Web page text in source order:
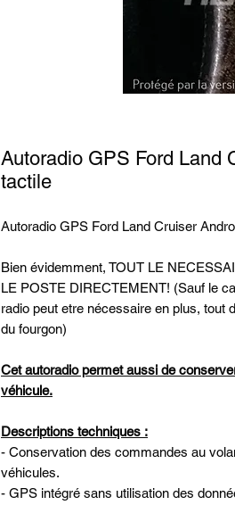
Autoradio GPS Ford Land
tactile
Autoradio GPS Ford Land Cruiser
Bien évidemment, TOUT LE
LE POSTE DIRECTEMENT! (Sauf le
radio peut etre nécessaire en plus, tout
du fourgon)
Cet autoradio permet aussi de
véhicule.
Descriptions techniques :
- Conservation des commandes au
véhicules.
- GPS intégré sans utilisation des